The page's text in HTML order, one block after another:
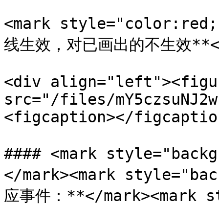
<mark
线生效，对已画出的不生效
<div
src="/files/
<figcaption></
#### <mark
</mark><mark
应事件：**</mark><mark